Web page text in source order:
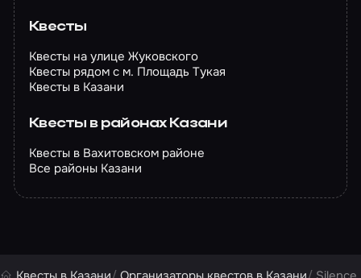
Квесты
Квесты на улице Жуковского
Квесты рядом с м. Площадь Тукая
Квесты в Казани
Квесты в районах Казани
Квесты в Вахитовском районе
Все районы Казани